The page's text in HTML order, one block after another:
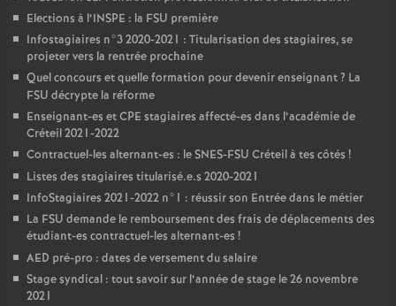
Elections à l’INSPE : la FSU première
Infostagiaires n°3 2020-2021 : Titularisation des stagiaires, se
projeter vers la rentrée prochaine
Quel concours et quelle formation pour devenir enseignant? La
FSU décrypte la réforme
Enseignant-es etCPE stagiaires affecté-es dans l’académie de
Créteil 2021-2022
Contractuel-les alternant-es : leSNES-FSU Créteil à tes côtés !
Listes des stagiaires titularisé.e.s 2020-2021
InfoStagiaires 2021-2022 n°1 : réussir son Entrée dans le métier
La FSU demande le remboursement des frais de déplacements des
étudiant-es contractuel-les alternant-es !
AED pré-pro : dates de versement du salaire
Stage syndical : tout savoir sur l’année de stage le 26 novembre
2021